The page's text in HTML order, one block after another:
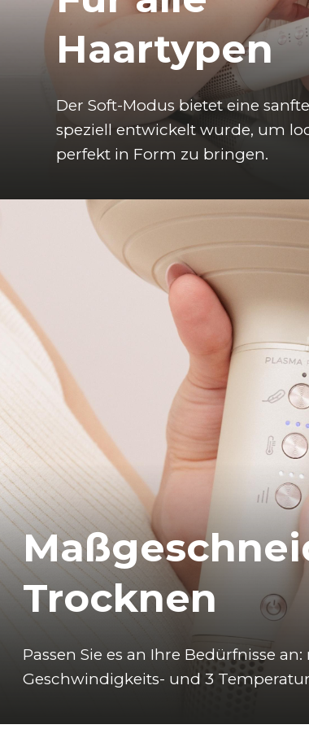
Haartypen
Der Soft-Modus bietet eine
speziell entwickelt wurde, um
perfekt in Form zu bringen.
Trocknen
Passen Sie es an Ihre Bedürfnisse
Geschwindigkeits- und 3